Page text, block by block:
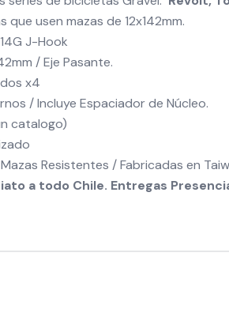
que usen mazas de 12x142mm.
J-Hook
/ Eje Pasante.
x4
/ Incluye Espaciador de Núcleo.
catalogo)
Resistentes / Fabricadas en
a todo Chile. Entregas